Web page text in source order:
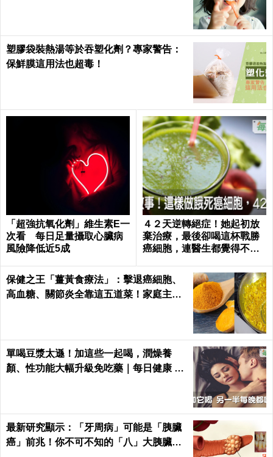
塑膠袋裝熱湯等於吞塑化劑？專家警告：
保鮮膜這用法也超毒！
「超強抗氧化劑」維生素E一
次看 每日足量攝取心臟病
風險降低近5成
４２天逆轉絕症！她起初放
棄治療，最後卻喝這杯戰勝
癌細胞，連醫生都覺得不可
保健之王「薑黃食療法」：擊退癌細胞、
高血糖、關節炎全靠這五道菜！家庭主婦
單喝豆漿太遜！加這些一起喝，潤燥養
顏、性功能大幅升級免吃藥｜每日健康 He
最新研究顯示：「牙周病」可能是「胰臟
癌」前兆！你不可不知的「八」大胰臟癌